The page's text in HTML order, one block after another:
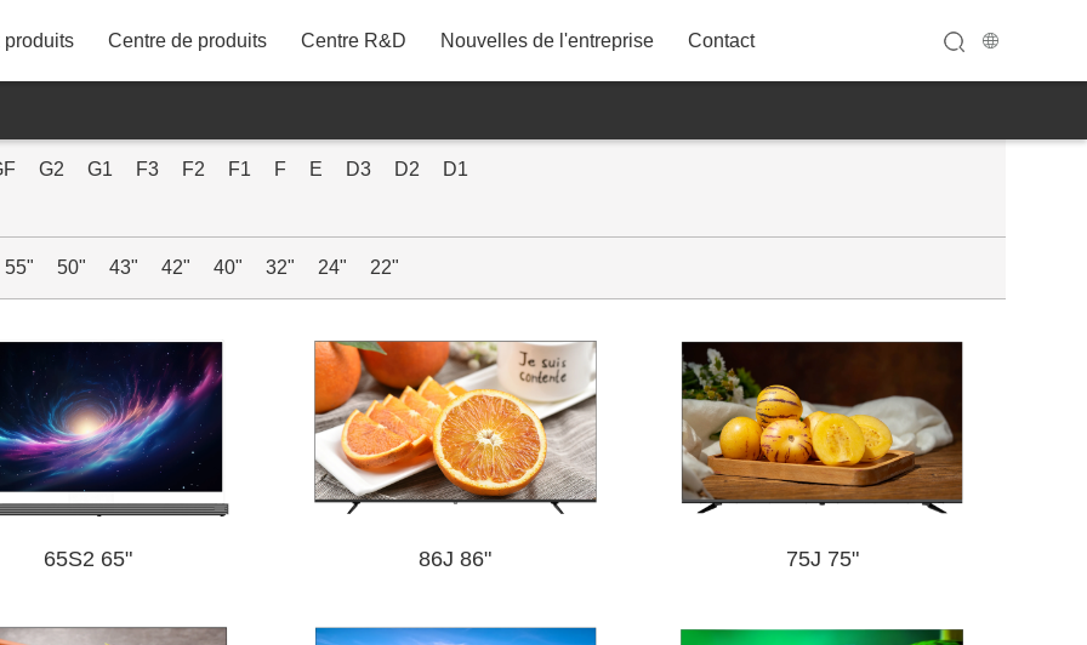
produits Centre de produits Centre R&D Nouvelles de l'entreprise Contact
43M21UDT
75"
58"
50"
43"
42"
G2 G1 F3 F2 F1 F E D3 D2 D1
55" 50" 43" 42" 40" 32" 24" 22"
65S2 65" 86J 86" 75J 75"